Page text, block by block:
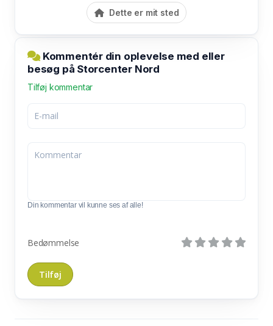
Dette er mit sted
Kommentér din oplevelse med eller
besøg på Storcenter Nord
Tilføj kommentar
Din kommentar vil kunne ses af alle!
Bedømmelse